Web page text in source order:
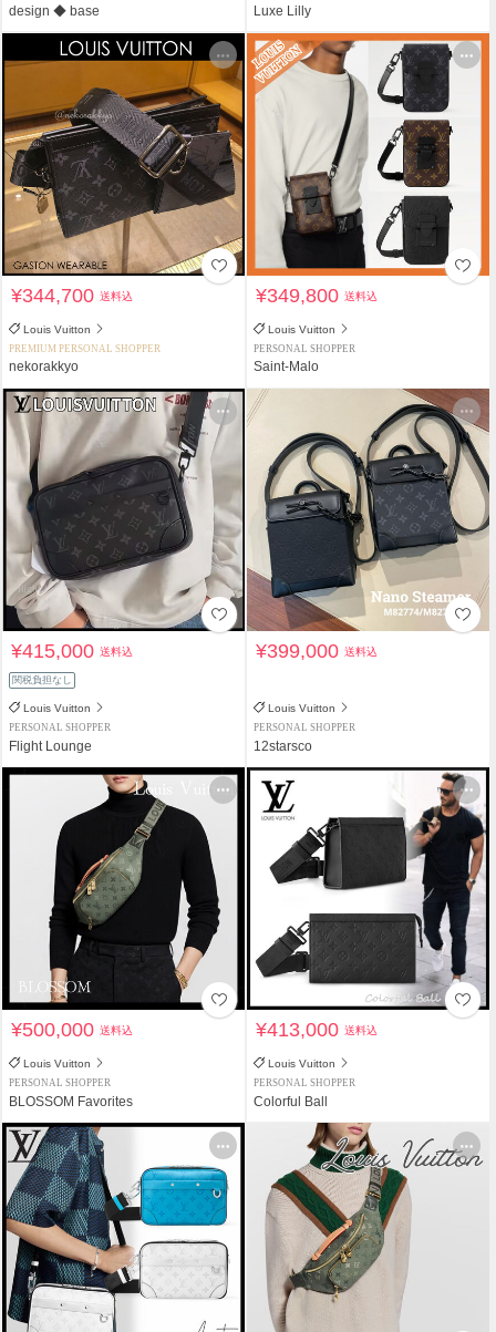
design ◆ base Luxe Lilly
¥344,700送料込
Louis Vuitton
PREMIUM PERSONAL SHOPPER
nekorakkyo
¥349,800送料込
Louis Vuitton
PERSONAL SHOPPER
Saint-Malo
¥415,000送料込
関税負担なし
Louis Vuitton
PERSONAL SHOPPER
Flight Lounge
¥399,000送料込
Louis Vuitton
PERSONAL SHOPPER
12starsco
¥500,000送料込
Louis Vuitton
PERSONAL SHOPPER
BLOSSOM Favorites
¥413,000送料込
Louis Vuitton
PERSONAL SHOPPER
Colorful Ball